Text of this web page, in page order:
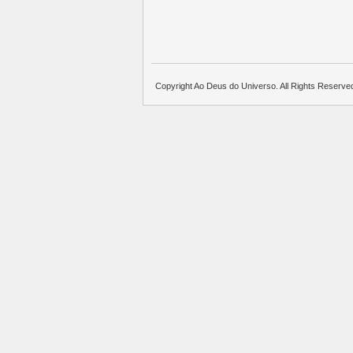
Copyright Ao Deus do Universo. All Rights